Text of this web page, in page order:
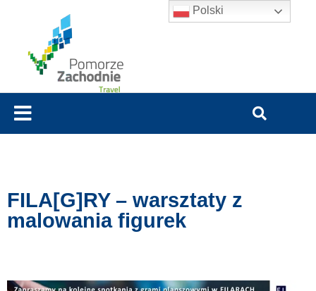
FILA[G]RY – warsztaty z
malowania figurek
Polski